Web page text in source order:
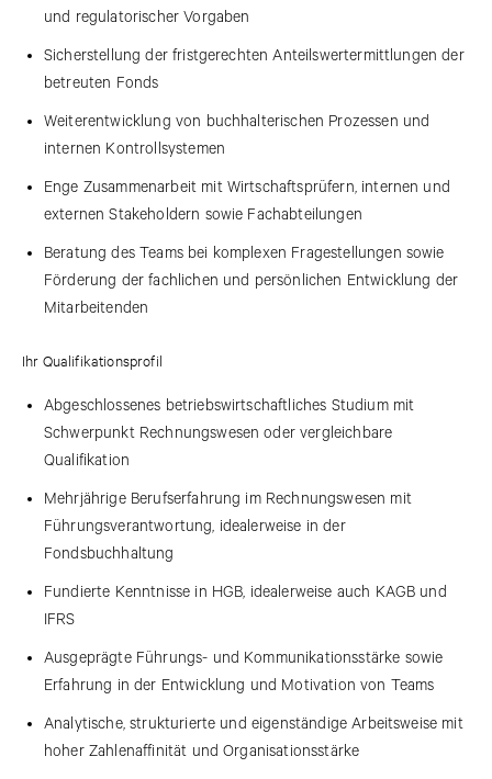
und regulatorischer Vorgaben
Sicherstellung der fristgerechten Anteilswertermittlungen der
betreuten Fonds
Weiterentwicklung von buchhalterischen Prozessen und
internen Kontrollsystemen
Enge Zusammenarbeit mit Wirtschaftsprüfern, internen und
externen Stakeholdern sowie Fachabteilungen
Beratung des Teams bei komplexen Fragestellungen sowie
Förderung der fachlichen und persönlichen Entwicklung der
Mitarbeitenden
Ihr Qualifikationsprofil
Abgeschlossenes betriebswirtschaftliches Studium mit
Schwerpunkt Rechnungswesen oder vergleichbare
Qualifikation
Mehrjährige Berufserfahrung im Rechnungswesen mit
Führungsverantwortung, idealerweise in der
Fondsbuchhaltung
Fundierte Kenntnisse in HGB, idealerweise auch KAGB und
IFRS
Ausgeprägte Führungs- und Kommunikationsstärke sowie
Erfahrung in der Entwicklung und Motivation von Teams
Analytische, strukturierte und eigenständige Arbeitsweise mit
hoher Zahlenaffinität und Organisationsstärke